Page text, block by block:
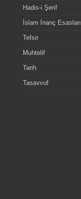
Hadis-i Şerif
İslam İnanç Esasları
Tefsir
Muhtelif
Tarih
Tasavvuf